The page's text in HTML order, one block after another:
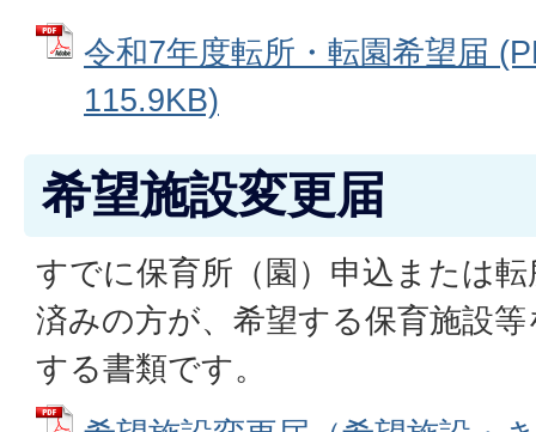
令和7年度転所・転園希望届
115.9KB)
希望施設変更届
すでに保育所（園）申込または
済みの方が、希望する保育施設
する書類です。